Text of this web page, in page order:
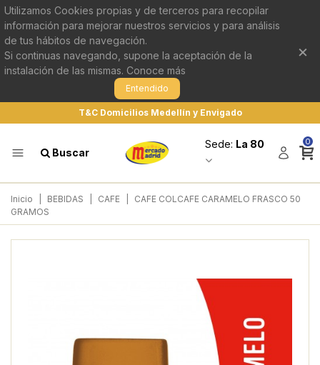
Utilizamos Cookies propias y de terceros para recopilar
información para mejorar nuestros servicios y para análisis
de tus hábitos de navegación.
Si continuas navegando, supone la aceptación de la
instalación de las mismas. Conoce más
Entendido
×
T&C Domicilios Medellín y Envigado
Buscar
Sede: La 80 0
Inicio BEBIDAS CAFE
CAFE COLCAFE CARAMELO FRASCO 50
GRAMOS